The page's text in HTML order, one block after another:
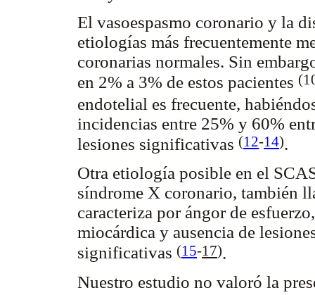
El vasoespasmo coronario y la
etiologías más frecuentemente
coronarias normales. Sin
en 2% a 3% de estos pacientes
endotelial es frecuente,
incidencias entre 25% y 60%
lesiones significativas (12-14).
Otra etiología posible en el
síndrome X coronario, también
caracteriza por ángor de
miocárdica y ausencia de
significativas (15-17).
Nuestro estudio no valoró la